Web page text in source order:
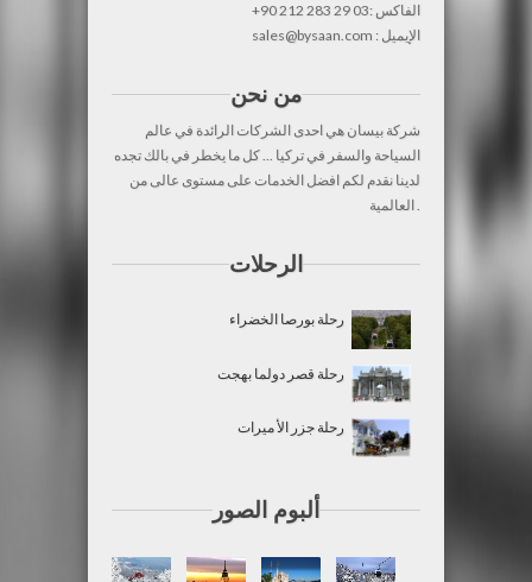
+90 212 283 29 03: الفاكس
sales@bysaan.com : الإيميل
من نحن
شركة بيسان هي احدى الشركات الرائدة في عالم
السياحة والسفر في تركيا ... كل ما يخطر في بالك تجده
لدينا نقدم لكم افضل الخدمات على مستوى عالى من
العالمية .
الرحلات
ألبوم الصور